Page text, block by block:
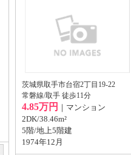
茨城県取手市台宿2丁目19-22
常磐線/取手 徒歩11分
4.85万円 ｜マンション
2DK/38.46m²
5階/地上5階建
1974年12月